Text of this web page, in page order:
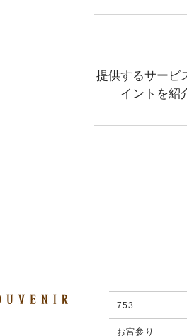
提供するサービ
イントを紹
753
お宮参り